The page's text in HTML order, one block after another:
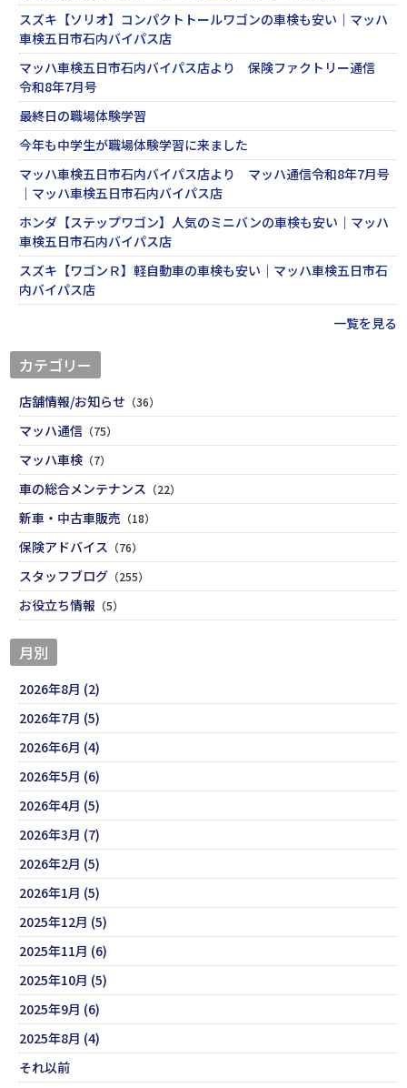
スズキ【ソリオ】コンパクトトールワゴンの車検も安い｜マッハ
車検五日市石内バイパス店
マッハ車検五日市石内バイパス店より 保険ファクトリー通信
令和8年7月号
最終日の職場体験学習
今年も中学生が職場体験学習に来ました
マッハ車検五日市石内バイパス店より マッハ通信令和8年7月号
｜マッハ車検五日市石内バイパス店
ホンダ【ステップワゴン】人気のミニバンの車検も安い｜マッハ
車検五日市石内バイパス店
スズキ【ワゴンＲ】軽自動車の車検も安い｜マッハ車検五日市石
内バイパス店
一覧を見る
カテゴリー
店舗情報/お知らせ （36）
マッハ通信 （75）
マッハ車検 （7）
車の総合メンテナンス （22）
新車・中古車販売 （18）
保険アドバイス （76）
スタッフブログ （255）
お役立ち情報 （5）
月別
2026年8月 (2)
2026年7月 (5)
2026年6月 (4)
2026年5月 (6)
2026年4月 (5)
2026年3月 (7)
2026年2月 (5)
2026年1月 (5)
2025年12月 (5)
2025年11月 (6)
2025年10月 (5)
2025年9月 (6)
2025年8月 (4)
それ以前